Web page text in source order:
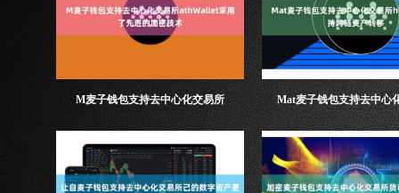
M麦子钱包支持去中心化交易所
athWallet采用了先进的加密技术
Mat麦子钱包支持去中心
hWallet还支持跨链资